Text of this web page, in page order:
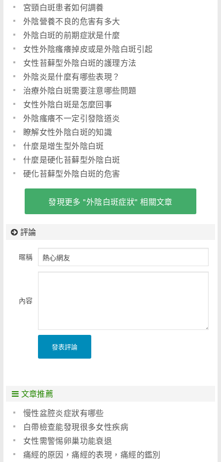
宮頸白斑患者如何調養
外陰營養不良的危害有多大
外陰白斑的前期症狀是什麼
女性外陰瘙癢掉皮或是外陰白斑引起
女性苔蘚型外陰白斑的護理方法
外陰炎是什麼有哪些表現？
治療外陰白斑需要注意哪些問題
女性外陰白斑是怎麼回事
外陰瘙癢不一定引發陰道炎
瞭解女性外陰白斑的知識
什麼是增生型外陰白斑
什麼是硬化苔蘚型外陰白斑
硬化苔蘚型外陰白斑的危害
發現更多 "外陰白斑症狀" 相關文章
評論
暱稱
內容
發表評論
文章推薦
慢性盆腔炎症狀有哪些
白帶檢查能發現很多女性疾病
女性需警惕卵巢功能衰退
痛經的原因，痛經的表現，痛經的鑑別